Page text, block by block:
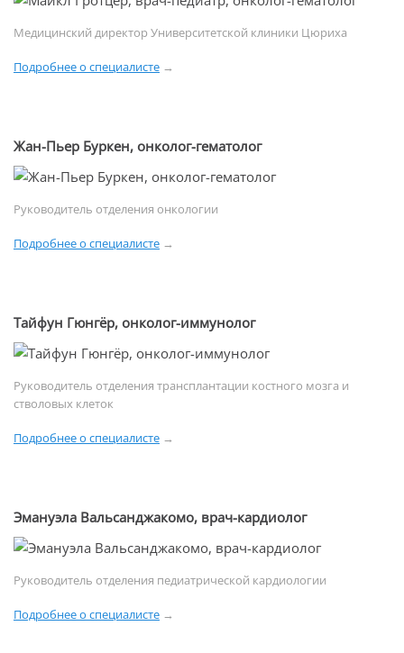
Медицинский директор Университетской клиники Цюриха
Подробнее о специалисте →
Жан-Пьер Буркен, онколог-гематолог
Руководитель отделения онкологии
Подробнее о специалисте →
Тайфун Гюнгёр, онколог-иммунолог
Руководитель отделения трансплантации костного мозга и
стволовых клеток
Подробнее о специалисте →
Эмануэла Вальсанджакомо, врач-кардиолог
Руководитель отделения педиатрической кардиологии
Подробнее о специалисте →